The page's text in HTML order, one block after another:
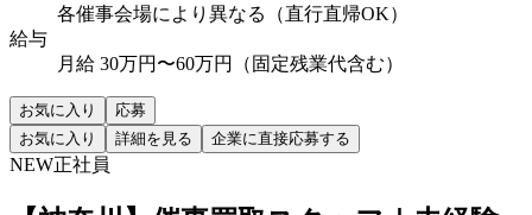
各催事会場により異なる（直行直帰OK）
給与
月給 30万円〜60万円（固定残業代含む）
お気に入り
応募
お気に入り
詳細を見る 企業に直接応募する
NEW正社員